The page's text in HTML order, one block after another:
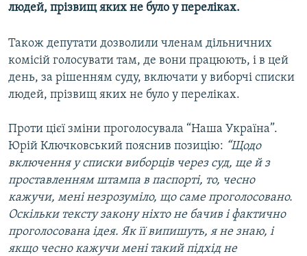
РУС
КТАТ
ДОЛУЧАЙСЯ!
Усі сайти RFE/RL
людей, прізвищ яких не було у переліках.
Також депутати дозволили членам дільничних
комісій голосувати там, де вони працюють, і в цей
день, за рішенням суду, включати у виборчі списки
людей, прізвищ яких не було у переліках.
Проти цієї зміни проголосувала “Наша Україна”.
Юрій Ключковський пояснив позицію: “Щодо
включення у списки виборців через суд, ще й з
проставленням штампа в паспорті, то, чесно
кажучи, мені незрозуміло, що саме проголосовано.
Оскільки тексту закону ніхто не бачив і фактично
проголосована ідея. Як її випишуть, я не знаю, і
якщо чесно кажучи мені такий підхід не